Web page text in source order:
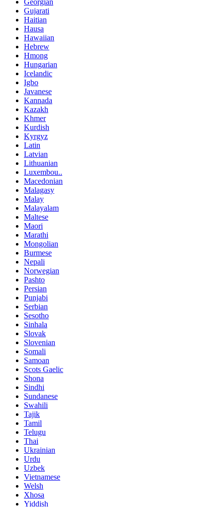
Gujarati
Haitian
Hausa
Hawaiian
Hebrew
Hmong
Hungarian
Icelandic
Igbo
Javanese
Kannada
Kazakh
Khmer
Kurdish
Kyrgyz
Latin
Latvian
Lithuanian
Luxembou..
Macedonian
Malagasy
Malay
Malayalam
Maltese
Maori
Marathi
Mongolian
Burmese
Nepali
Norwegian
Pashto
Persian
Punjabi
Serbian
Sesotho
Sinhala
Slovak
Slovenian
Somali
Samoan
Scots Gaelic
Shona
Sindhi
Sundanese
Swahili
Tajik
Tamil
Telugu
Thai
Ukrainian
Urdu
Uzbek
Vietnamese
Welsh
Xhosa
Yiddish